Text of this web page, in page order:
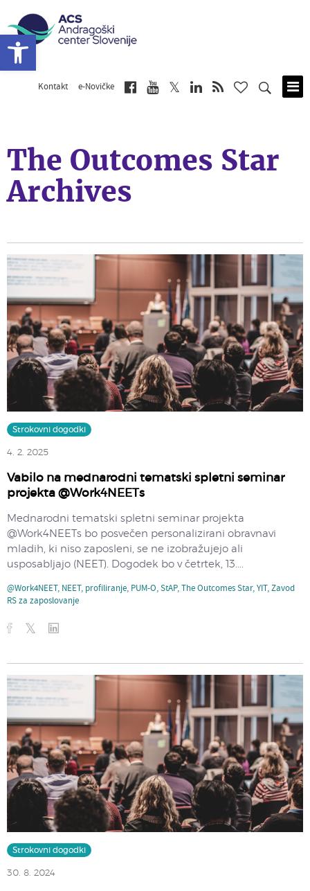
Kontakt e-Novičke
The Outcomes Star
Archives
Strokovni dogodki
4. 2. 2025
Vabilo na mednarodni tematski spletni seminar
projekta @Work4NEETs
Mednarodni tematski spletni seminar projekta
@Work4NEETs bo posvečen personalizirani obravnavi
mladih, ki niso zaposleni, se ne izobražujejo ali
usposabljajo (NEET). Dogodek bo v četrtek, 13....
@Work4NEET, NEET, profiliranje, PUM-O,StAP,The Outcomes Star,YIT,Zavod
RS za zaposlovanje
Strokovni dogodki
30. 8. 2024
Open toolbar